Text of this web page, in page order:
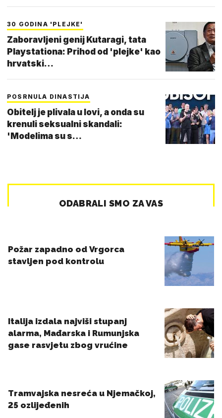
30 GODINA 'PLEJKE'
Zaboravljeni genij Kutaragi, tata
Playstationa: Prihod od 'plejke' kao
hrvatski…
POSRNULA DINASTIJA
Obitelj je plivala u lovi, a onda su
krenuli seksualni skandali:
'Modelima su s…